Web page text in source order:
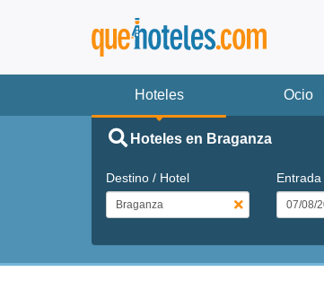
Hoteles Ocio
Hoteles en Braganza
Destino / Hotel Entrada